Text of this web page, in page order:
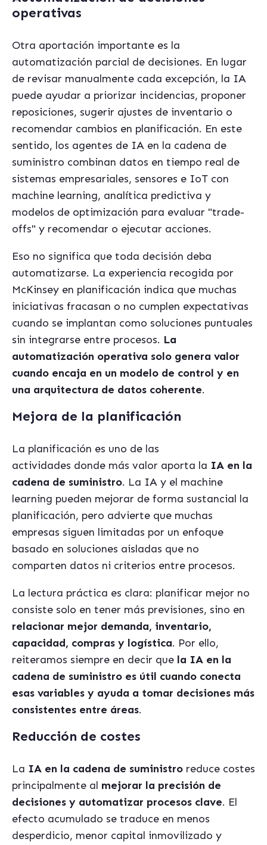
operativas
Otra aportación importante es la
automatización parcial de decisiones. En lugar
de revisar manualmente cada excepción, la IA
puede ayudar a priorizar incidencias, proponer
reposiciones, sugerir ajustes de inventario o
recomendar cambios en planificación. En este
sentido, los agentes de IA en la cadena de
suministro combinan datos en tiempo real de
sistemas empresariales, sensores e IoT con
machine learning, analítica predictiva y
modelos de optimización para evaluar "trade-
offs" y recomendar o ejecutar acciones.
Eso no significa que toda decisión deba
automatizarse. La experiencia recogida por
McKinsey en planificación indica que muchas
iniciativas fracasan o no cumplen expectativas
cuando se implantan como soluciones puntuales
sin integrarse entre procesos. La
automatización operativa solo genera valor
cuando encaja en un modelo de control y en
una arquitectura de datos coherente.
Mejora de la planificación
La planificación es uno de las
actividades donde más valor aporta la IA en la
cadena de suministro. La IA y el machine
learning pueden mejorar de forma sustancial la
planificación, pero advierte que muchas
empresas siguen limitadas por un enfoque
basado en soluciones aisladas que no
comparten datos ni criterios entre procesos.
La lectura práctica es clara: planificar mejor no
consiste solo en tener más previsiones, sino en
relacionar mejor demanda, inventario,
capacidad, compras y logística. Por ello,
reiteramos siempre en decir que la IA en la
cadena de suministro es útil cuando conecta
esas variables y ayuda a tomar decisiones más
consistentes entre áreas.
Reducción de costes
La IA en la cadena de suministro reduce costes
principalmente al mejorar la precisión de
decisiones y automatizar procesos clave. El
efecto acumulado se traduce en menos
desperdicio, menor capital inmovilizado y